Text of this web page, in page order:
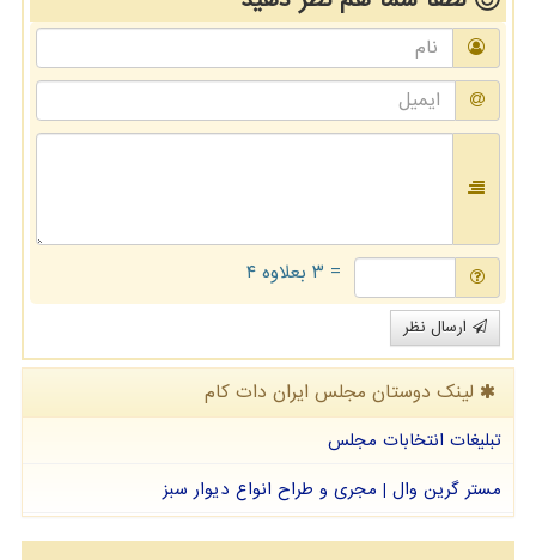
= ۳ بعلاوه ۴
ارسال نظر
لینک دوستان مجلس ایران دات كام
تبلیغات انتخابات مجلس
مستر گرین وال | مجری و طراح انواع دیوار سبز